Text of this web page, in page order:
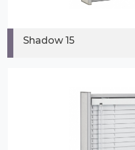
Shadow 15